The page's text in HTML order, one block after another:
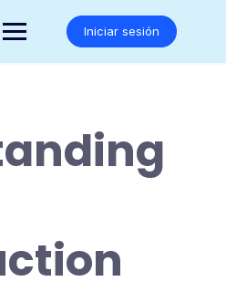
Iniciar sesión